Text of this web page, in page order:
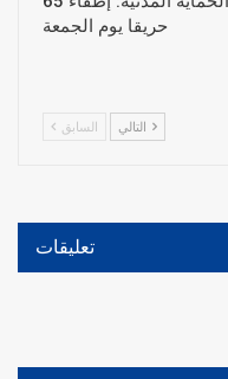
حريقا يوم الجمعة
السابق
تعليقات